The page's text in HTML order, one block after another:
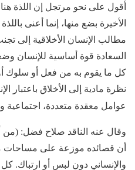
أقول على نحو مرتجل إن اللذة
الأخيرة بضع منها، إنما أعنى
مطالب الإنسان الأخلاقية إلى
السعادة قوة أساسية للإنسان
كل ما يقوم به من فعل أو سلوك
نظرة مادية إلى الأخلاق باعتبار
عوامل معقدة متعددة، اجتماعية
وقال عنه الناقد صلاح فضل: (من
أن قصائده موزعة على
والإنساني دون لبس أو ارتباك. كل